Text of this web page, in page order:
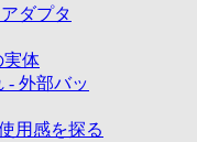
ダプタ
実体
- 外部バッ
用感を探る